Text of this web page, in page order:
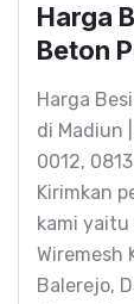
Harga
Beton
Harga
di Madiun
0012,
Kirimkan
kami yaitu
Wiremesh
Balerejo,